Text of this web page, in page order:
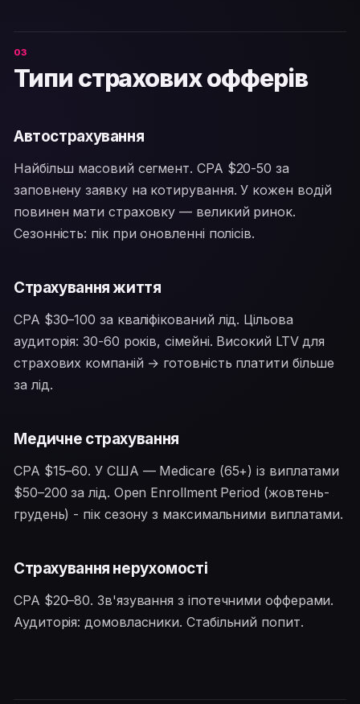
Типи страхових офферів
Автострахування
Найбільш масовий сегмент. CPA $20-50 за
заповнену заявку на котирування. У кожен водій
повинен мати страховку — великий ринок.
Сезонність: пік при оновленні полісів.
Страхування життя
CPA $30–100 за кваліфікований лід. Цільова
аудиторія: 30-60 років, сімейні. Високий LTV для
страхових компаній → готовність платити більше
за лід.
Медичне страхування
CPA $15–60. У США — Medicare (65+) із виплатами
$50–200 за лід. Open Enrollment Period (жовтень-
грудень) - пік сезону з максимальними виплатами.
Страхування нерухомості
CPA $20–80. Зв'язування з іпотечними офферами.
Аудиторія: домовласники. Стабільний попит.